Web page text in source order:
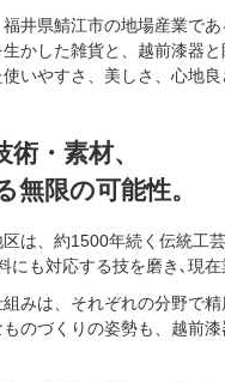
井県鯖江市の地場産業で
かした雑貨と、越前漆器
いやすさ、美しさ、心地
・素材、
無限の可能性。
は、約1500年続く伝統工
にも対応する技を磨き､現
みは、それぞれの分野で
のづくりの姿勢も、越前